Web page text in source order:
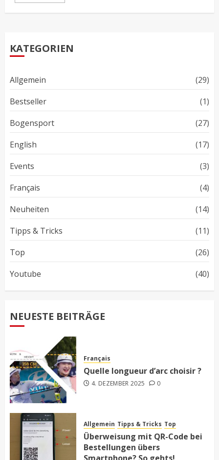
KATEGORIEN
Allgemein
(29)
Bestseller
(1)
Bogensport
(27)
English
(17)
Events
(3)
Français
(4)
Neuheiten
(14)
Tipps & Tricks
(11)
Top
(26)
Youtube
(40)
NEUESTE BEITRÄGE
Français
Quelle longueur d’arc choisir ?
4. DEZEMBER 2025 0
Allgemein Tipps & Tricks Top
Überweisung mit QR-Code bei
Bestellungen übers